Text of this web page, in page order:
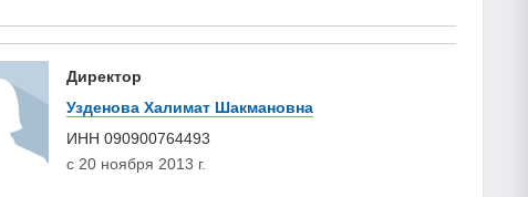
Директор
Узденова Халимат Шакмановна
ИНН 090900764493
с 20 ноября 2013 г.